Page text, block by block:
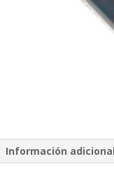
Información adicional